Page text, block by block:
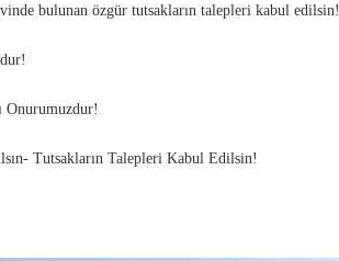
bulunan özgür tutsakların talepleri kabul edilsin!
Onurumuzdur!
Tutsakların Talepleri Kabul Edilsin!